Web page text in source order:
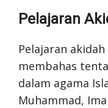
Pelajaran
Pelajaran
membahas
dalam agama
Muhammad,